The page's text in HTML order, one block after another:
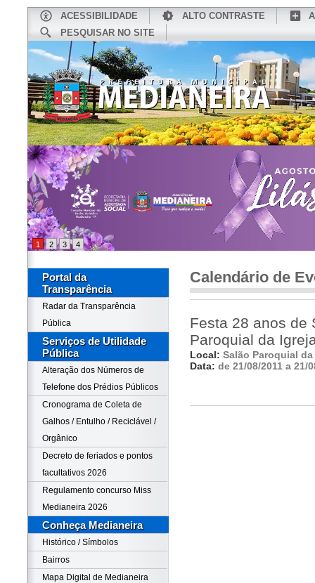
ACESSIBILIDADE ALTO CONTRASTE
PESQUISAR NO SITE
CONHEÇA MEDIANEIRA
1 2 3 4
Portal da
Transparência
Radar da Transparência
Pública
Serviços de Utilidade
Pública
Alteração dos Números de
Telefone dos Prédios Públicos
Cronograma de Coleta de
Galhos / Entulho / Reciclável /
Orgânico
Decreto de feriados e pontos
facultativos 2026
Regulamento concurso Miss
Medianeira 2026
Conheça Medianeira
Histórico / Símbolos
Bairros
Mapa Digital de Medianeira
Calendário de
Festa 28 anos de
Paroquial da
Local: Salão Paroquial
Data: de 21/08/2011 a 21/